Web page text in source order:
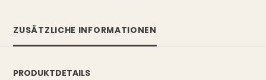
ZUSÄTZLICHE INFORMATIONEN
PRODUKTDETAILS